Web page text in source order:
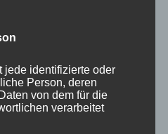
bleiben. Wir erleben
getrieben von
kurzfristige
damit selbst
jede identifizierte oder
Person, deren
von dem für die
verarbeitet